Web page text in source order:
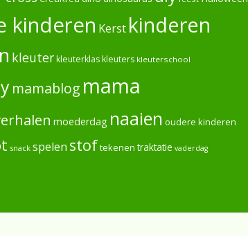
kinderen Kerst kinderen
kleuterkleuterklaskleuters kleuterschool
mamablog mama
moederdag naaien oudere kinderen
snack spelen stoftekenen traktatie vaderdag